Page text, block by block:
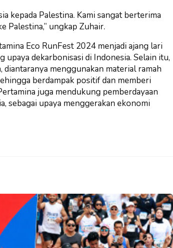
kepada Palestina. Kami sangat berterima
Palestina,” ungkap Zuhair.
Eco RunFest 2024 menjadi ajang lari
dekarbonisasi di Indonesia. Selain itu,
menggunakan material ramah
berdampak positif dan memberi
juga mendukung pemberdayaan
sebagai upaya menggerakan ekonomi